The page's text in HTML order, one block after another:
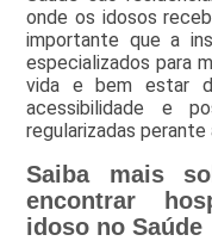
onde os idosos
importante que a
especializados para
vida e bem estar
acessibilidade e
regularizadas
Saiba mais
encontrar
idoso no Saúde